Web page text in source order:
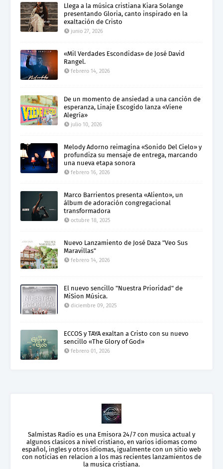
Llega a la música cristiana Kiara Solange
presentando Gloria, canto inspirado en la
exaltación de Cristo
junio 27, 2026
«Mil Verdades Escondidas» de José David
Rangel.
febrero 14, 2026
De un momento de ansiedad a una canción de
esperanza, Linaje Escogido lanza «Viene
Alegría»
julio 10, 2026
Melody Adorno reimagina «Sonido Del Cielo» y
profundiza su mensaje de entrega, marcando
una nueva etapa sonora
febrero 16, 2026
Marco Barrientos presenta «Aliento», un
álbum de adoración congregacional
transformadora
octubre 18, 2025
Nuevo Lanzamiento de José Daza "Veo Sus
Maravillas"
febrero 14, 2026
El nuevo sencillo "Nuestra Prioridad" de
MiSion Música.
diciembre 09, 2025
ECCOS y TAYA exaltan a Cristo con su nuevo
sencillo «The Glory of God»
febrero 01, 2026
Salmistas Radio es una Emisora 24/7 con musica actual y
algunos clasicos a nivel cristiano, en varios idiomas como
español, ingles y otros idiomas, igualmente con un sitio web
con noticias en relacion a los mas recientes lanzamientos de
la musica cristiana.